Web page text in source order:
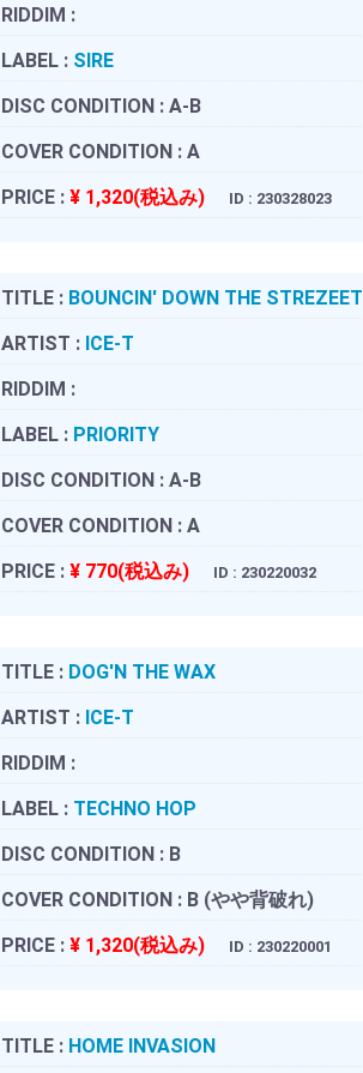
RIDDIM :
LABEL : SIRE
DISC CONDITION : A-B
COVER CONDITION : A
PRICE : ¥ 1,320(税込み) ID : 230328023
TITLE : BOUNCIN' DOWN THE STREZEET
ARTIST : ICE-T
RIDDIM :
LABEL : PRIORITY
DISC CONDITION : A-B
COVER CONDITION : A
PRICE : ¥ 770(税込み) ID : 230220032
TITLE : DOG'N THE WAX
ARTIST : ICE-T
RIDDIM :
LABEL : TECHNO HOP
DISC CONDITION : B
COVER CONDITION : B (やや背破れ)
PRICE : ¥ 1,320(税込み) ID : 230220001
TITLE : HOME INVASION